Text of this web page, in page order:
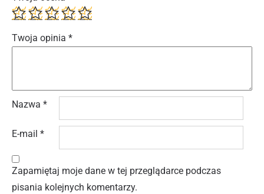
Twoja opinia *
Nazwa *
E-mail *
Zapamiętaj moje dane w tej przeglądarce podczas
pisania kolejnych komentarzy.